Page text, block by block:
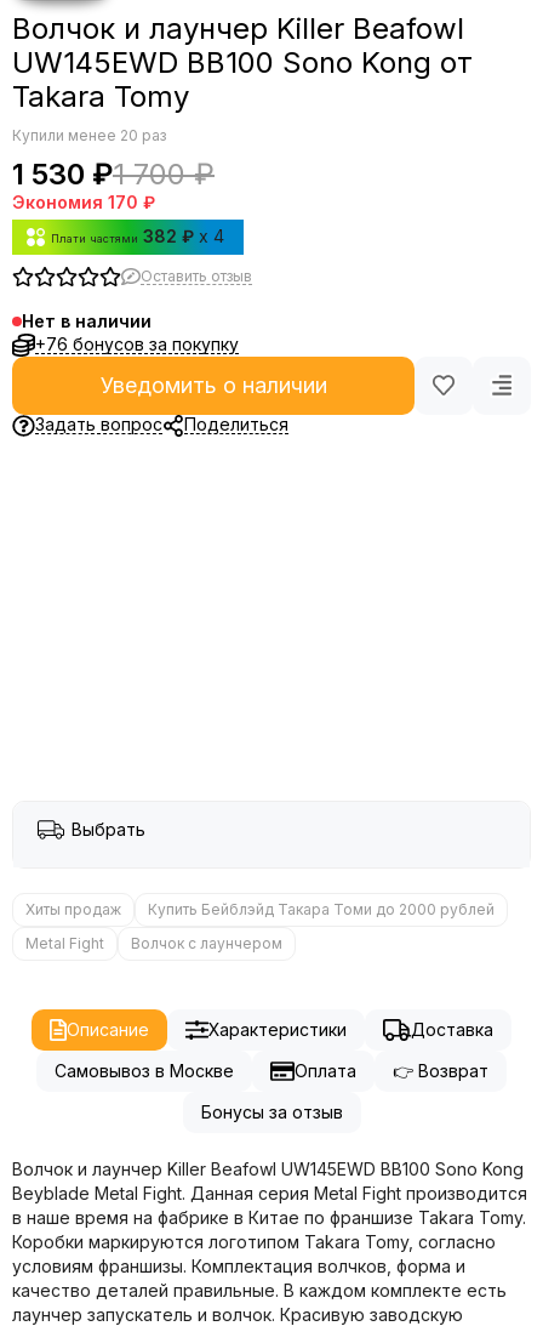
Волчок и лаунчер Killer Beafowl
UW145EWD BB100 Sono Kong от
Takara Tomy
Купили менее 20 раз
1 530 ₽1 700 ₽
Экономия 170 ₽
Плати частями 382 ₽ x 4
Оставить отзыв
Нет в наличии
+76 бонусов за покупку
Уведомить о наличии
Задать вопрос Поделиться
Выбрать
Хиты продаж
Купить Бейблэйд Такара Томи до 2000 рублей
Metal Fight
Волчок с лаунчером
Описание Характеристики
Доставка
Самовывоз в Москве
Оплата
👉 Возврат
Бонусы за отзыв
Волчок и лаунчер Killer Beafowl UW145EWD BB100 Sono Kong
Beyblade Metal Fight. Данная серия Metal Fight производится
в наше время на фабрике в Китае по франшизе Takara Tomy.
Коробки маркируются логотипом Takara Tomy, согласно
условиям франшизы. Комплектация волчков, форма и
качество деталей правильные. В каждом комплекте есть
лаунчер запускатель и волчок. Красивую заводскую